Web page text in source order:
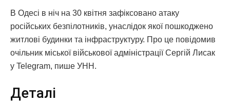
В Одесі в ніч на 30 квітня зафіксовано атаку
російських безпілотників, унаслідок якої пошкоджено
житлові будинки та інфраструктуру. Про це повідомив
очільник міської військової адміністрації Сергій Лисак
у Telegram, пише УНН.
Деталі